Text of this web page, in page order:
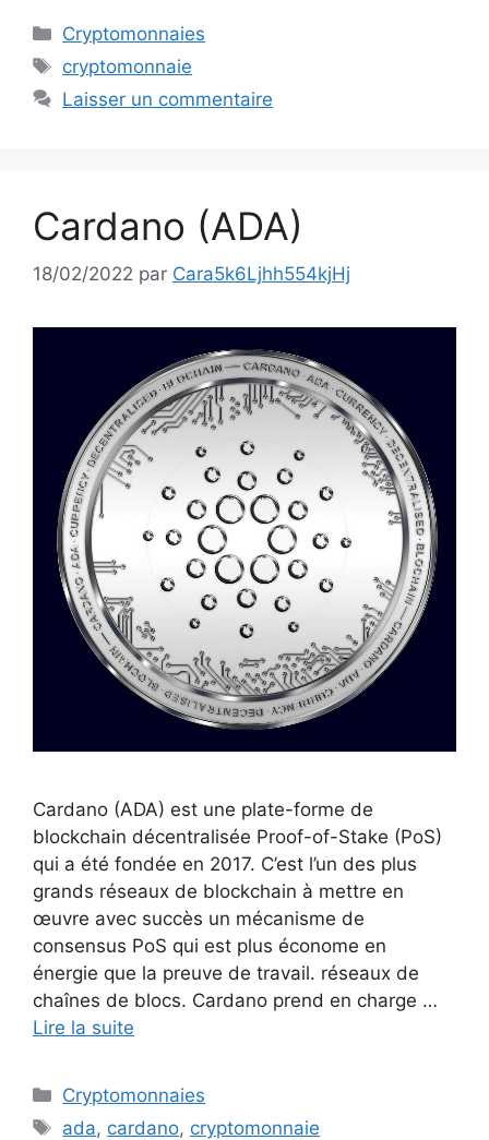
Catégories
Cryptomonnaies
Étiquettes
cryptomonnaie
Laisser un commentaire
Cardano (ADA)
18/02/2022 par Cara5k6Ljhh554kjHj
Cardano (ADA) est une plate-forme de
blockchain décentralisée Proof-of-Stake (PoS)
qui a été fondée en 2017. C’est l’un des plus
grands réseaux de blockchain à mettre en
œuvre avec succès un mécanisme de
consensus PoS qui est plus économe en
énergie que la preuve de travail. réseaux de
chaînes de blocs. Cardano prend en charge …
Lire la suite
Catégories
Cryptomonnaies
Étiquettes
ada, cardano, cryptomonnaie